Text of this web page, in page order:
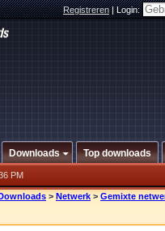
Registreren|Login:
Downloads Top downloads
PM
> Netwerk > Gemixte